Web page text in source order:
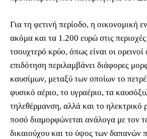
Για τη φετινή περίοδο, η οικονομική
ακόμα και τα 1.200 ευρώ στις
τσουχτερό κρύο, όπως είναι οι ορεινοί
επιδότηση περιλαμβάνει διάφορες
καυσίμων, μεταξύ των οποίων το
φυσικό αέριο, το υγραέριο, τα
τηλεθέρμανση, αλλά και το ηλεκτρικό
ποσό διαμορφώνεται ανάλογα με τον
δικαιούχου και το ύψος των δαπανών